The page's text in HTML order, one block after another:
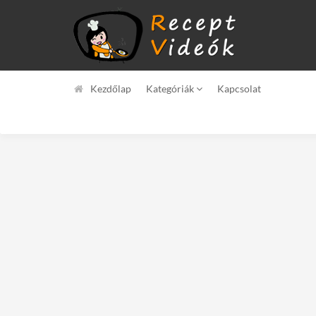
Kezdőlap Kategóriák Kapcsolat